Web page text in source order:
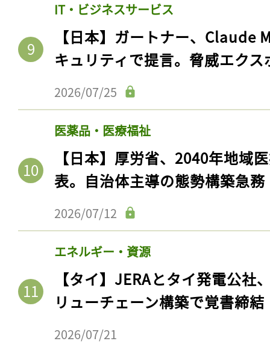
IT・ビジネスサービス
【日本】ガートナー、Claude
キュリティで提言。脅威エク
2026/07/25
医薬品・医療福祉
【日本】厚労省、2040年地域
表。自治体主導の態勢構築急務
2026/07/12
エネルギー・資源
【タイ】JERAとタイ発電公社
リューチェーン構築で覚書締結
2026/07/21